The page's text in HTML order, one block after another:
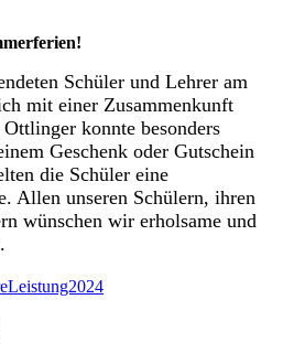
Schüler und Lehrer am
mit einer Zusammenkunft
konnte besonders
Geschenk oder Gutschein
die Schüler eine
Allen unseren Schülern, ihren
wünschen wir erholsame und